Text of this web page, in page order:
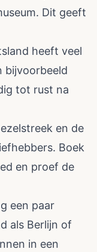
Dit geeft
heeft veel
bijvoorbeeld
tot rust na
en de
Boek
en proef de
een paar
als Berlijn of
in een